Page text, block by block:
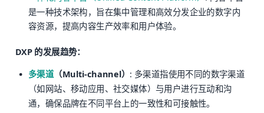
是一种技术架构，旨在集中管理和高效分发企业的数字内
容资源，提高内容生产效率和用户体验。
DXP 的发展趋势：
多渠道（Multi-channel） : 多渠道指使用不同的数字渠道
（如网站、移动应用、社交媒体）与用户进行互动和沟
通，确保品牌在不同平台上的一致性和可接触性。